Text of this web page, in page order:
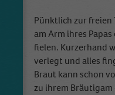
Pünktlich zur freien
am Arm ihres
fielen. Kurzerhand
verlegt und alles
Braut kann schon
zu ihrem